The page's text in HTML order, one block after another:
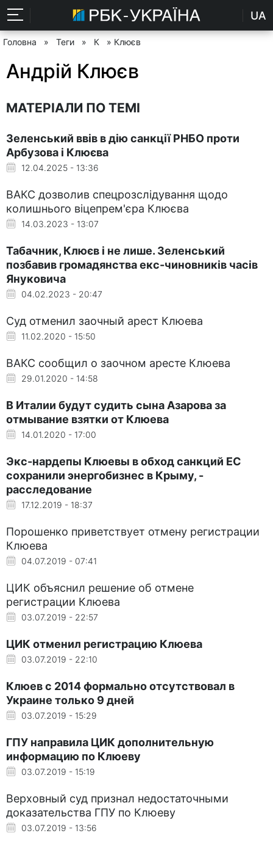
UA
Головна » Теги » К » Клюєв
Андрій Клюєв
МАТЕРІАЛИ ПО ТЕМІ
Зеленський ввів в дію санкції РНБО проти
Арбузова і Клюєва
12.04.2025 - 13:36
ВАКС дозволив спецрозслідування щодо
колишнього віцепрем'єра Клюєва
14.03.2023 - 13:07
Табачник, Клюєв і не лише. Зеленський
позбавив громадянства екс-чиновників часів
Януковича
04.02.2023 - 20:47
Суд отменил заочный арест Клюева
11.02.2020 - 15:50
ВАКС сообщил о заочном аресте Клюева
29.01.2020 - 14:58
В Италии будут судить сына Азарова за
отмывание взятки от Клюева
14.01.2020 - 17:00
Экс-нардепы Клюевы в обход санкций ЕС
сохранили энергобизнес в Крыму, -
расследование
17.12.2019 - 18:37
Порошенко приветствует отмену регистрации
Клюева
04.07.2019 - 07:41
ЦИК объяснил решение об отмене
регистрации Клюева
03.07.2019 - 22:57
ЦИК отменил регистрацию Клюева
03.07.2019 - 22:10
Клюев с 2014 формально отсутствовал в
Украине только 9 дней
03.07.2019 - 15:29
ГПУ направила ЦИК дополнительную
информацию по Клюеву
03.07.2019 - 15:19
Верховный суд признал недостаточными
доказательства ГПУ по Клюеву
03.07.2019 - 13:56